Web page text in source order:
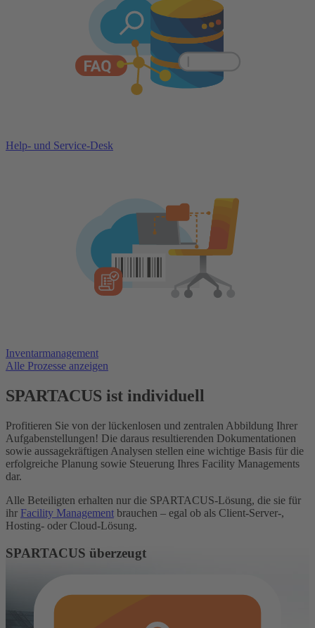
Help- und Service-Desk
Inventarmanagement
Alle Prozesse anzeigen
SPARTACUS ist individuell
Profitieren Sie von der lückenlosen und zentralen Abbildung Ihrer
Aufgabenstellungen! Die daraus resultierenden Dokumentationen
sowie aussagekräftigen Analysen stellen eine wichtige Basis für die
erfolgreiche Planung sowie Steuerung Ihres Facility Managements
dar.
Alle Beteiligten erhalten nur die SPARTACUS-Lösung, die sie für
ihr Facility Management brauchen – egal ob als Client-Server-,
Hosting- oder Cloud-Lösung.
SPARTACUS überzeugt